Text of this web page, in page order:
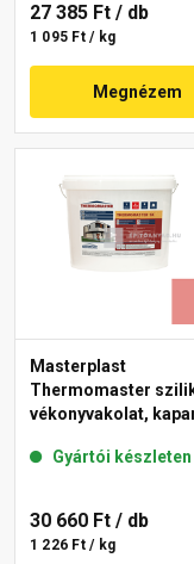
27 385 Ft / db
1 095 Ft / kg
Megnézem
Masterplast
Thermomaster
vékonyvakolat,
Gyártói készleten
30 660 Ft / db
1 226 Ft / kg